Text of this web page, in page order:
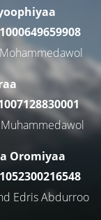
1000649659908
Oromiyaa
1052300216548
Edris Abdurroo